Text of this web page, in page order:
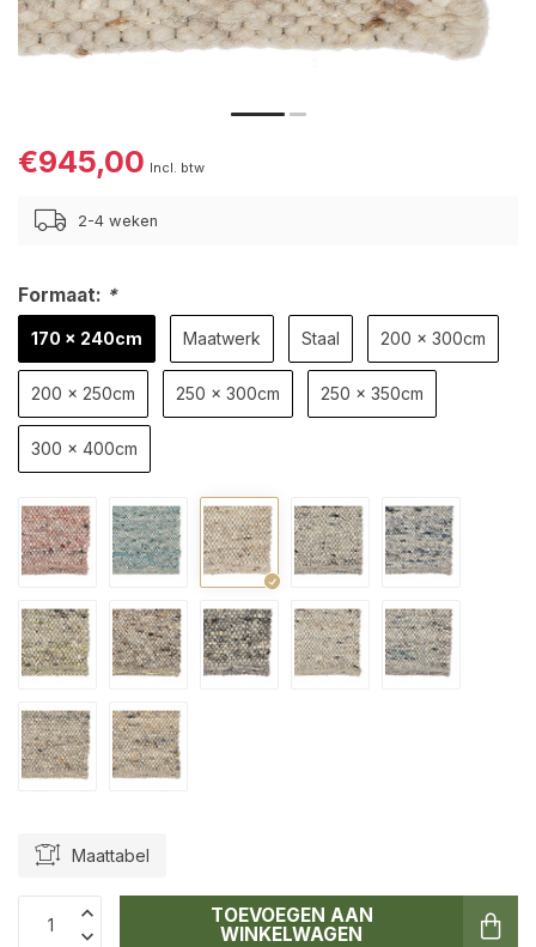
€945,00 Incl. btw
2-4 weken
Formaat: *
170 x 240cm Maatwerk Staal 200 x 300cm
200 x 250cm 250 x 300cm 250 x 350cm
300 x 400cm
Maattabel
TOEVOEGEN AAN
WINKELWAGEN